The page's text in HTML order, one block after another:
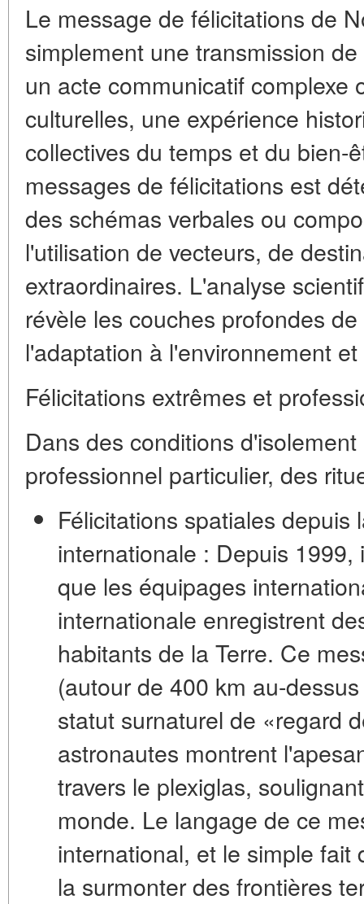
Le message de félicitations de
simplement une transmission
un acte communicatif complexe
culturelles, une expérience
collectives du temps et du bien-
messages de félicitations est
des schémas verbales ou
l'utilisation de vecteurs, de
extraordinaires. L'analyse
révèle les couches profondes
l'adaptation à l'environnement
Félicitations extrêmes et
Dans des conditions
professionnel particulier, des
Félicitations spatiales depuis
internationale : Depuis 1999,
que les équipages
internationale enregistrent
habitants de la Terre. Ce
(autour de 400 km au-
statut surnaturel de «regard
astronautes montrent
travers le plexiglas,
monde. Le langage de ce
international, et le simple fait
la surmonter des frontières